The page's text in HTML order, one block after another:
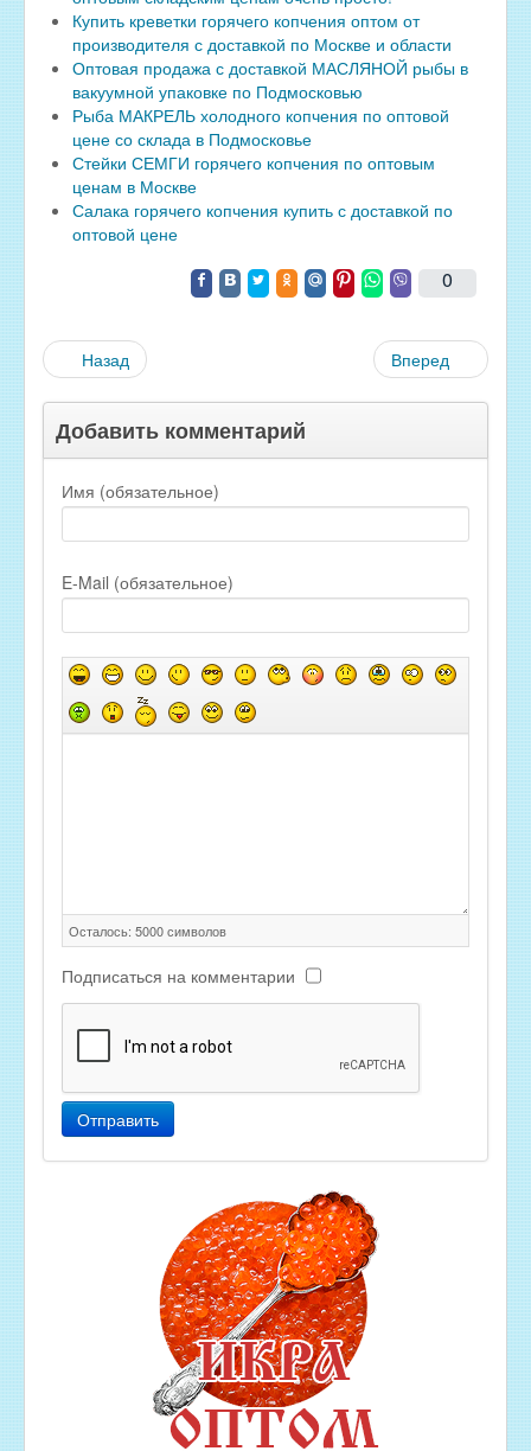
Купить креветки горячего копчения оптом от
производителя с доставкой по Москве и области
Оптовая продажа с доставкой МАСЛЯНОЙ рыбы в
вакуумной упаковке по Подмосковью
Рыба МАКРЕЛЬ холодного копчения по оптовой
цене со склада в Подмосковье
Стейки СЕМГИ горячего копчения по оптовым
ценам в Москве
Салака горячего копчения купить с доставкой по
оптовой цене
0
Назад Вперед
Добавить комментарий
Имя (обязательное)
E-Mail (обязательное)
Осталось: 5000символов
Подписаться на комментарии
Отправить